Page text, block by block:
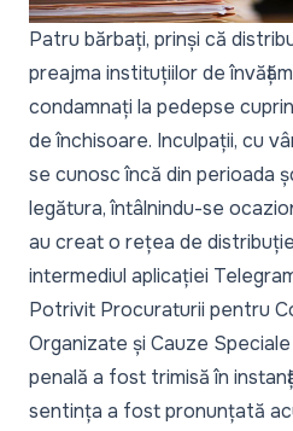
Patru bărbați, prinși că
preajma instituțiilor de
condamnați la pedepse
de închisoare. Inculpații, cu
se cunosc încă din perioada
legătura, întâlnindu-se
au creat o rețea de
intermediul aplicației
Potrivit Procuraturii pentru
Organizate și Cauze
penală a fost trimisă în
sentința a fost pronunțată